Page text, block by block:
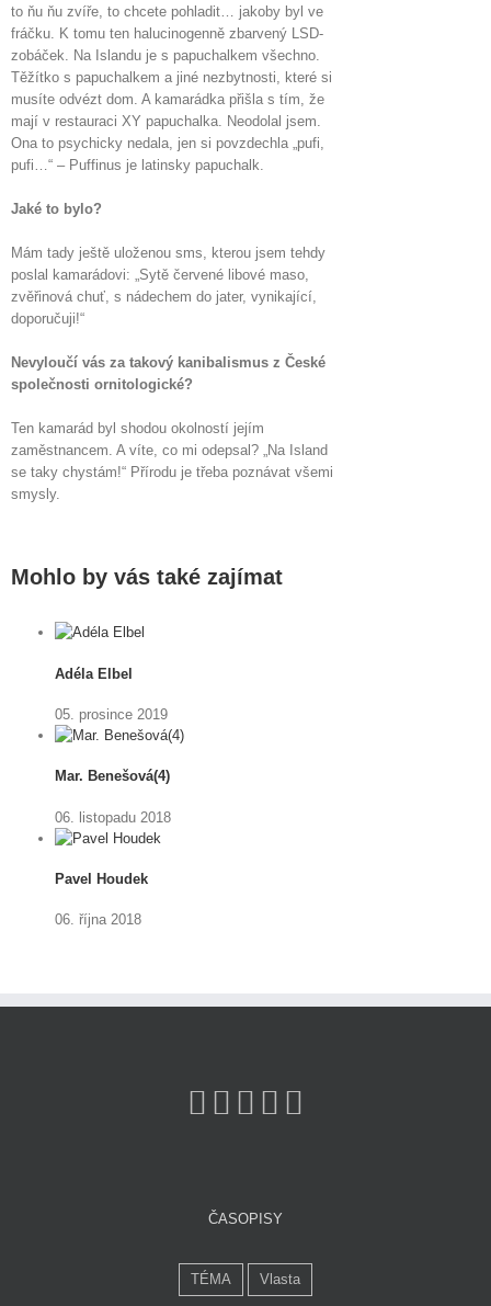
to ňu ňu zvíře, to chcete pohladit… jakoby byl ve
fráčku. K tomu ten halucinogenně zbarvený LSD-
zobáček. Na Islandu je s papuchalkem všechno.
Těžítko s papuchalkem a jiné nezbytnosti, které si
musíte odvézt dom. A kamarádka přišla s tím, že
mají v restauraci XY papuchalka. Neodolal jsem.
Ona to psychicky nedala, jen si povzdechla „pufi,
pufi…“ – Puffinus je latinsky papuchalk.
Jaké to bylo?
Mám tady ještě uloženou sms, kterou jsem tehdy
poslal kamarádovi: „Sytě červené libové maso,
zvěřinová chuť, s nádechem do jater, vynikající,
doporučuji!“
Nevyloučí vás za takový kanibalismus z České
společnosti ornitologické?
Ten kamarád byl shodou okolností jejím
zaměstnancem. A víte, co mi odepsal? „Na Island
se taky chystám!“ Přírodu je třeba poznávat všemi
smysly.
Mohlo by vás také zajímat
Adéla Elbel
05. prosince 2019
Mar. Benešová(4)
06. listopadu 2018
Pavel Houdek
06. října 2018
ČASOPISY
TÉMA Vlasta